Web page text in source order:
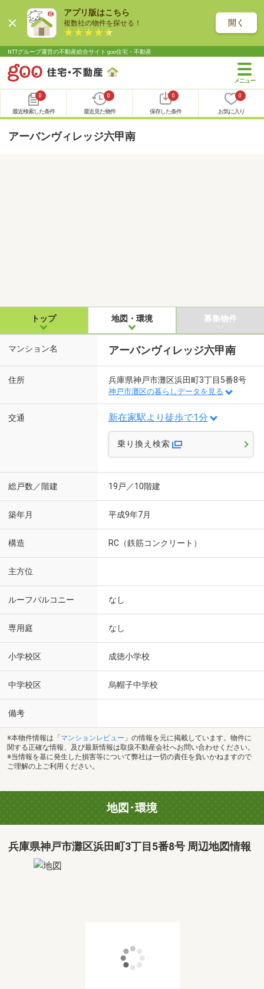
アプリ版はこちら
複数社の物件を探せる！ 開く
NTTグループ運営の不動産総合サイト goo住宅・不動産
0
最近検索した条件
0
最近見た物件
0
保存した条件
0
お気に入り
アーバンヴィレッジ六甲南
トップ 地図・環境 募集物件
マンション名 アーバンヴィレッジ六甲南
住所 兵庫県神戸市灘区浜田町3丁目5番8号
神戸市灘区の暮らしデータを見る
交通 新在家駅より徒歩で1分
乗り換え検索
総戸数／階建 19戸／10階建
築年月 平成9年7月
構造 RC（鉄筋コンクリート）
主方位
ルーフバルコニー なし
専用庭 なし
小学校区 成徳小学校
中学校区 烏帽子中学校
備考
※本物件情報は「 マンションレビュー 」の情報を元に掲載しています。物件に
関する正確な情報、及び最新情報は取扱不動産会社へお問い合わせください。
※当情報を基に発生した損害等について弊社は一切の責任を負いかねますので
ご理解の上ご利用ください。
地図･環境
兵庫県神戸市灘区浜田町3丁目5番8号 周辺地図情報